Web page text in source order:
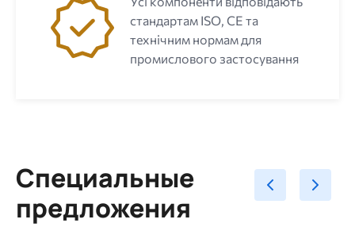
стандартам ISO, CE та
технічним нормам для
промислового застосування
Специальные
предложения